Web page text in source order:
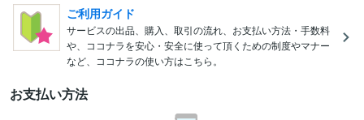
ご利用ガイド
サービスの出品、購入、取引の流れ、お支払い方法・手数料
や、ココナラを安心・安全に使って頂くための制度やマナー
など、ココナラの使い方はこちら。
お支払い方法